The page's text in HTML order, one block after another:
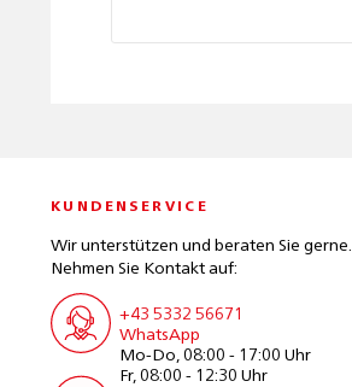
KUNDENSERVICE
Wir unterstützen und beraten Sie gerne.
Nehmen Sie Kontakt auf:
+43 5332 56671
WhatsApp
Mo-Do, 08:00 - 17:00 Uhr
Fr, 08:00 - 12:30 Uhr